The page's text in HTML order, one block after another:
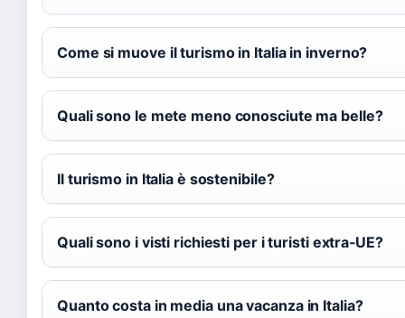
Come si muove il turismo in Italia in inverno?
Quali sono le mete meno conosciute ma belle?
Il turismo in Italia è sostenibile?
Quali sono i visti richiesti per i turisti extra‑UE?
Quanto costa in media una vacanza in Italia?